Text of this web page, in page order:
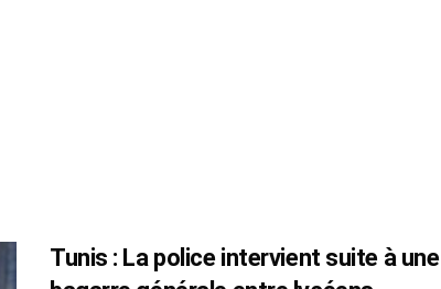
Tunis : La police intervient suite à une